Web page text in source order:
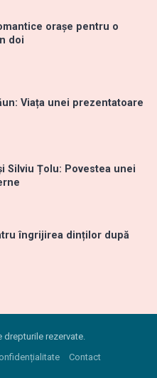
orașe pentru o
doi
Viața unei prezentatoare
Silviu Țolu: Povestea unei
îngrijirea dinților după
drepturile rezervate.
Contact